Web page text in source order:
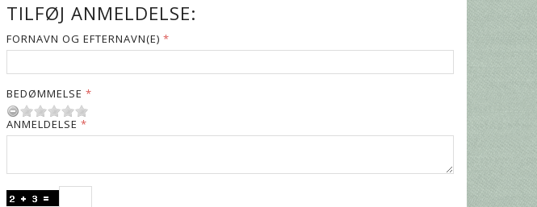
TILFØJ ANMELDELSE:
FORNAVN OG EFTERNAVN(E)
BEDØMMELSE
ANMELDELSE